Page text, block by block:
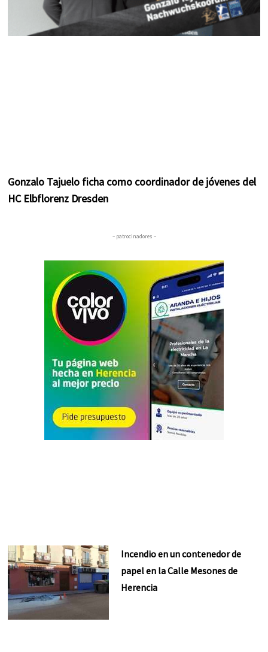
Gonzalo Tajuelo ficha como coordinador de jóvenes del
HC Elbflorenz Dresden
– patrocinadores –
Incendio en un contenedor de
papel en la Calle Mesones de
Herencia